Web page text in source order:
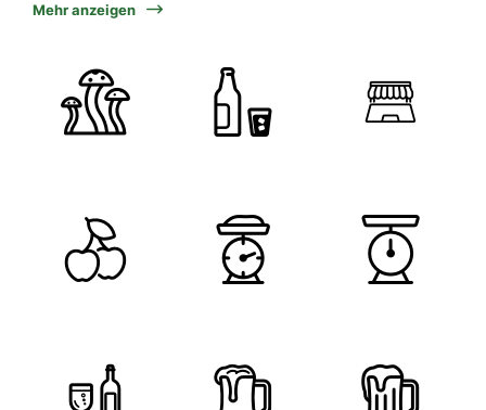
Mehr anzeigen